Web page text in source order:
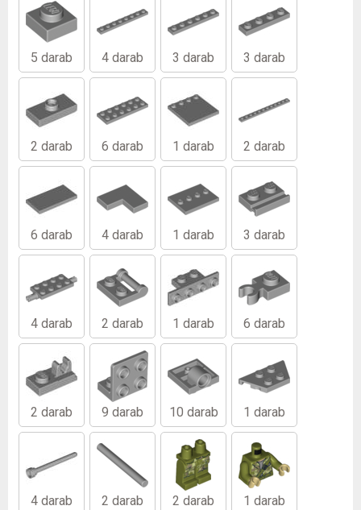
5 darab 4 darab 3 darab 3 darab
2 darab 6 darab 1 darab 2 darab
6 darab 4 darab 1 darab 3 darab
4 darab 2 darab 1 darab 6 darab
2 darab 9 darab 10 darab 1 darab
4 darab 2 darab 2 darab 1 darab